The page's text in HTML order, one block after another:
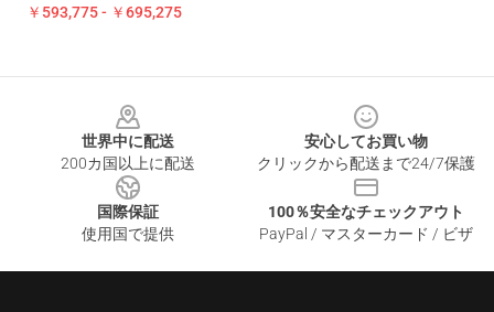
￥593,775 - ￥695,275
世界中に配送
200カ国以上に配送
安心してお買い物
クリックから配送まで24/7保護
国際保証
使用国で提供
100％安全なチェックアウト
PayPal / マスターカード / ビザ